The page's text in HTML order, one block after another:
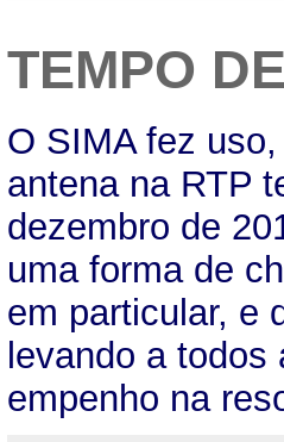
TEMPO
O SIMA fez
antena na RTP
dezembro de
uma forma de
em particular, e
levando a todos
empenho na